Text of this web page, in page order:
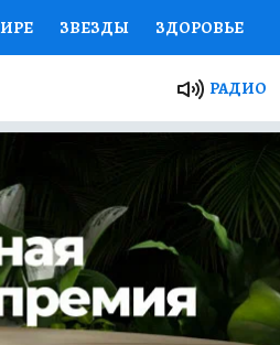
ЗВЕЗДЫ ЗДОРОВЬЕ
ПРОЕКТЫ РОССИИ
ЖЕНСКИЕ СЕКРЕТЫ
ДЕФИЦИТ ЖЕЛЕЗА
У НАС ГИД ПОТРЕБИТЕЛЯ
РАДИО